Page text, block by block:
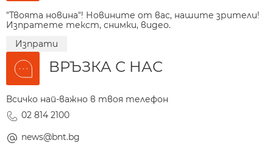
"Твоята новина"! Новините от вас, нашите зрители!
Изпратете текст, снимки, видео.
Изпрати
ВРЪЗКА С НАС
Всичко най-важно в твоя телефон
02 814 2100
news@bnt.bg